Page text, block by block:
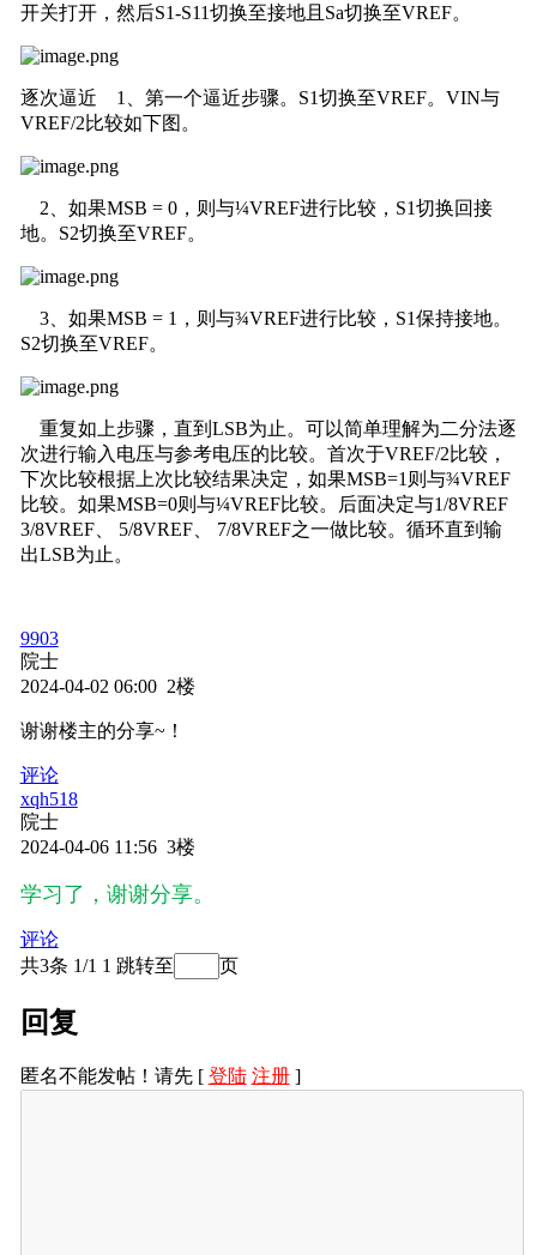
开关打开，然后S1-S11切换至接地且Sa切换至VREF。
逐次逼近 1、第一个逼近步骤。S1切换至VREF。VIN与
VREF/2比较如下图。
2、如果MSB = 0，则与¼VREF进行比较，S1切换回接
地。S2切换至VREF。
3、如果MSB = 1，则与¾VREF进行比较，S1保持接地。
S2切换至VREF。
重复如上步骤，直到LSB为止。可以简单理解为二分法逐
次进行输入电压与参考电压的比较。首次于VREF/2比较，
下次比较根据上次比较结果决定，如果MSB=1则与¾VREF
比较。如果MSB=0则与¼VREF比较。后面决定与1/8VREF
3/8VREF、 5/8VREF、 7/8VREF之一做比较。循环直到输
出LSB为止。
9903
院士
2024-04-02 06:00 2楼
谢谢楼主的分享~！
评论
xqh518
院士
2024-04-06 11:56 3楼
学习了 ， 谢谢分享。
评论
共3条 1/1 1 跳转至 页
回复
匿名不能发帖！请先 [ 登陆 注册]